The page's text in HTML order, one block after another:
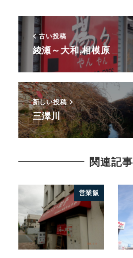
古い投稿
綾瀬～大和,相模原
新しい投稿
三澤川
関連記事
営業飯